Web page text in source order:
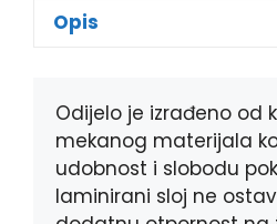
e
b
k
s
e
r
p
Opis
Odijelo je izrađeno od
mekanog materijala
udobnost i slobodu
laminirani sloj ne